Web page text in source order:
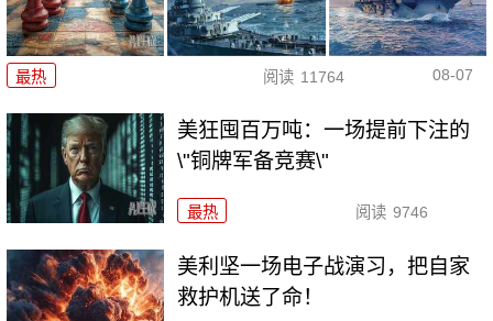
最热 阅读 11764 08-07
美狂囤百万吨：一场提前下注的
\"铜牌军备竞赛\"
最热 阅读 9746
美利坚一场电子战演习，把自家
救护机送了命！